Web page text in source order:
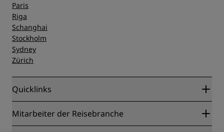
Paris
Riga
Schanghai
Stockholm
Sydney
Zürich
Quicklinks
Radisson Rewards
Mitarbeiter der Reisebranche